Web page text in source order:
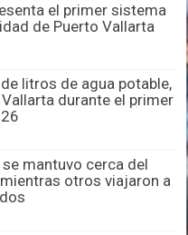
el primer sistema
de Puerto Vallarta
litros de agua potable,
durante el primer
mantuvo cerca del
otros viajaron a